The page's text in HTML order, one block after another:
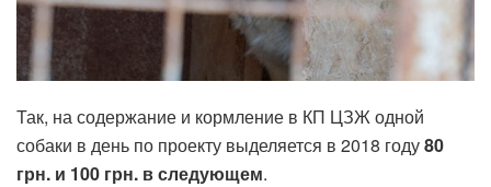
Так, на содержание и кормление в КП ЦЗЖ одной
собаки в день по проекту выделяется в 2018 году80
грн. и 100 грн. в следующем.